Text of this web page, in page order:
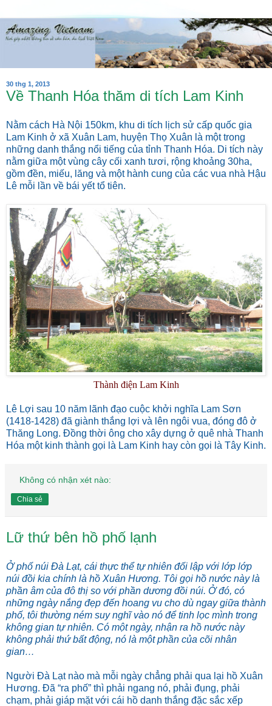
30 thg 1, 2013
Về Thanh Hóa thăm di tích Lam Kinh
Nằm cách Hà Nội 150km, khu di tích lịch sử cấp quốc gia
Lam Kinh ở xã Xuân Lam, huyện Thọ Xuân là một trong
những danh thắng nổi tiếng của tỉnh Thanh Hóa. Di tích này
nằm giữa một vùng cây cối xanh tươi, rộng khoảng 30ha,
gồm đền, miếu, lăng và một hành cung của các vua nhà Hậu
Lê mỗi lần về bái yết tổ tiên.
Thành điện Lam Kinh
Lê Lợi sau 10 năm lãnh đạo cuộc khởi nghĩa Lam Sơn
(1418-1428) đã giành thắng lợi và lên ngôi vua, đóng đô ở
Thăng Long. Đồng thời ông cho xây dựng ở quê nhà Thanh
Hóa một kinh thành gọi là Lam Kinh hay còn gọi là Tây Kinh.
Không có nhận xét nào:
Chia sẻ
Lữ thứ bên hồ phố lạnh
Ở phố núi Đà Lạt, cái thực thể tự nhiên đối lập với lớp lớp
núi đồi kia chính là hồ Xuân Hương. Tôi gọi hồ nước này là
phần âm của đô thị so với phần dương đồi núi. Ở đó, có
những ngày nắng đẹp đến hoang vu cho dù ngay giữa thành
phố, tôi thường ném suy nghĩ vào nó để tinh lọc mình trong
không gian tự nhiên. Có một ngày, nhận ra hồ nước này
không phải thứ bất động, nó là một phần của cõi nhân
gian…
Người Đà Lạt nào mà mỗi ngày chẳng phải qua lại hồ Xuân
Hương. Đã “ra phố” thì phải ngang nó, phải đụng, phải
chạm, phải giáp mặt với cái hồ danh thắng đặc sắc xếp